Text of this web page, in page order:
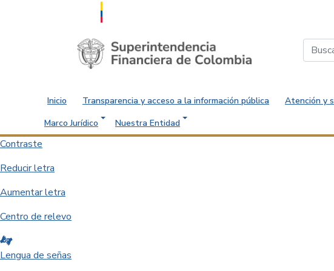
Saltar al contenido principal
Inicio Transparencia y acceso a la información pública Atención y
Marco Jurídico
Nuestra Entidad
Contraste
Reducir letra
Aumentar letra
Centro de relevo
Lengua de señas